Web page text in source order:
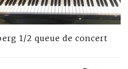
1/2 queue de concert